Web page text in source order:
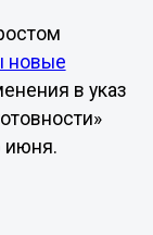
новые
в указ
июня.